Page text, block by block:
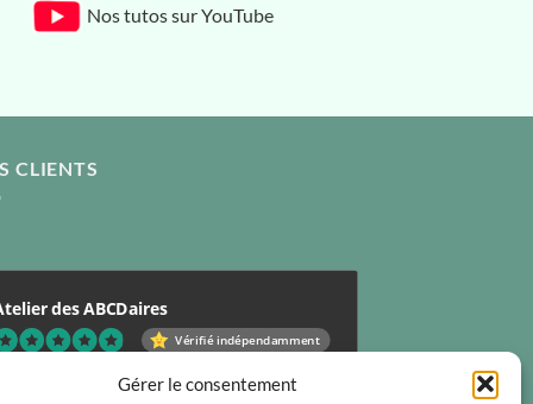
Gérer le consentement
Nos tutos sur YouTube
CLIENTS
des ABCDaires
Vérifié indépendamment